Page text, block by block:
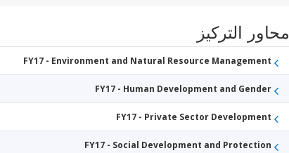
محاور التركيز
FY17 - Environment and Natural Resource Management
FY17 - Human Development and Gender
FY17 - Private Sector Development
FY17 - Social Development and Protection